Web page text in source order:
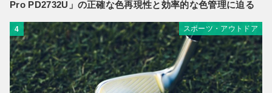
Pro PD2732U」の正確な色再現性と効率的な色管理に迫る
4 スポーツ・アウトドア